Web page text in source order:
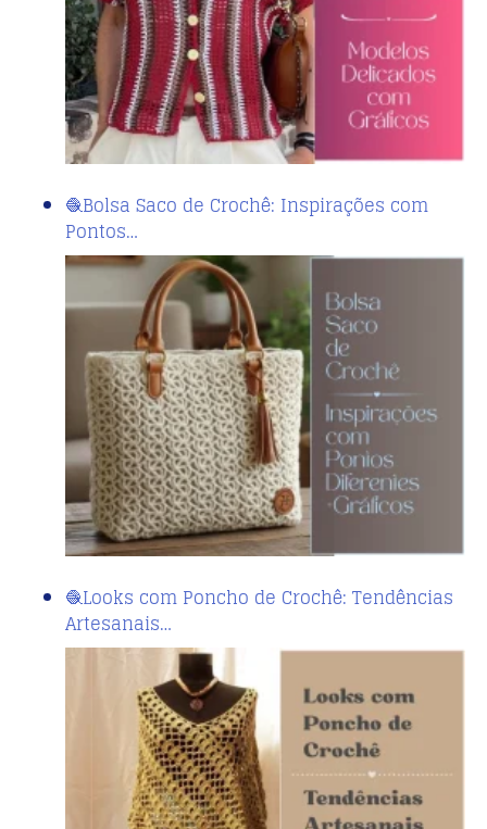
🧶Bolsa Saco de Crochê: Inspirações com
Pontos…
🧶Looks com Poncho de Crochê: Tendências
Artesanais…